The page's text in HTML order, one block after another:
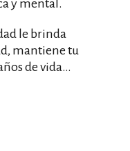
y mental.
le brinda
mantiene tu
de vida…